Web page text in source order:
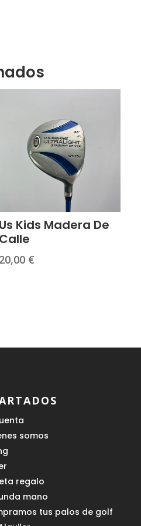
Us Kids Madera De
Calle
20,00 €
somos
regalo
mano
tus palos de golf